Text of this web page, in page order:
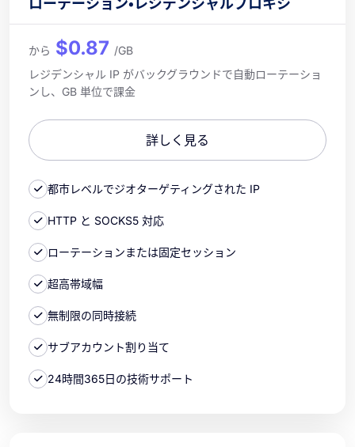
から $0.87 /GB
レジデンシャル IP がバックグラウンドで自動ローテーショ
ンし、GB 単位で課金
詳しく見る
都市レベルでジオターゲティングされた IP
HTTP と SOCKS5 対応
ローテーションまたは固定セッション
超高帯域幅
無制限の同時接続
サブアカウント割り当て
24時間365日の技術サポート